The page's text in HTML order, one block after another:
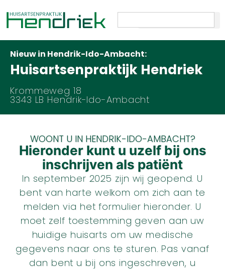
Nieuw in Hendrik-Ido-Ambacht:
Huisartsenpraktijk Hendriek
Krommeweg 18
3343 LB Hendrik-Ido-Ambacht
WOONT U IN HENDRIK-IDO-AMBACHT?
Hieronder kunt u uzelf bij ons
inschrijven als patiënt
In september 2025 zijn wij geopend. U
bent van harte welkom om zich aan te
melden via het formulier hieronder. U
moet zelf toestemming geven aan uw
huidige huisarts om uw medische
gegevens naar ons te sturen. Pas vanaf
dan bent u bij ons ingeschreven, u